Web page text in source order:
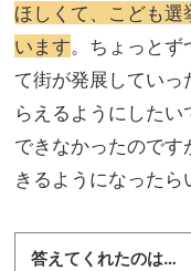
ほしくて、こども選
います。ちょっとず
て街が発展していっ
らえるようにした
できなかったので
きるようになったら
答えてくれたのは…